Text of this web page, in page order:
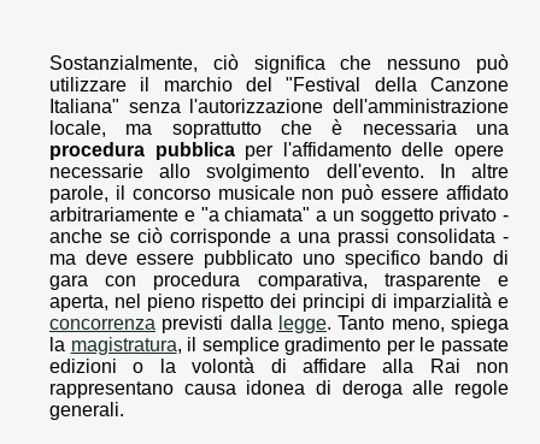
Sostanzialmente, ciò significa che nessuno può
utilizzare il marchio del "Festival della Canzone
Italiana" senza l'autorizzazione dell'amministrazione
locale, ma soprattutto che è necessaria una
procedura pubblica per l'affidamento delle opere
necessarie allo svolgimento dell'evento. In altre
parole, il concorso musicale non può essere affidato
arbitrariamente e "a chiamata" a un soggetto privato -
anche se ciò corrisponde a una prassi consolidata -
ma deve essere pubblicato uno specifico bando di
gara con procedura comparativa, trasparente e
aperta, nel pieno rispetto dei principi di imparzialità e
concorrenza previsti dalla legge. Tanto meno, spiega
la magistratura, il semplice gradimento per le passate
edizioni o la volontà di affidare alla Rai non
rappresentano causa idonea di deroga alle regole
generali.